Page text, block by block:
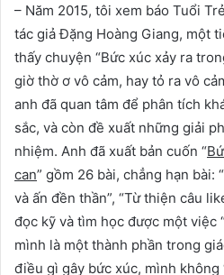
– Năm 2015, tôi xem báo Tuổi
tác giả Đặng Hoàng Giang, một
thấy chuyện “Bức xúc xảy ra
giờ thờ ơ vô cảm, hay tỏ ra vô
anh đã quan tâm để phân tích
sắc, và còn đề xuất những giải
nhiệm. Anh đã xuất bản cuốn “
can” gồm 26 bài, chẳng hạn bài:
và ấn đền thần”, “Từ thiện câu
đọc kỹ và tìm học được một việc
mình là một thành phần trong
điều gì gây bức xúc, mình không